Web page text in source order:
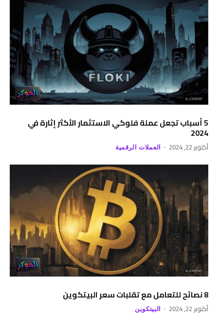
5 أسباب تجعل عملة فلوكي الاستثمار الأكثر إثارة في
2024
أكتوبر 22, 2024 العملات الرقمية
8 نصائح للتعامل مع تقلبات سعر البيتكوين
أكتوبر 22, 2024 البيتكوين